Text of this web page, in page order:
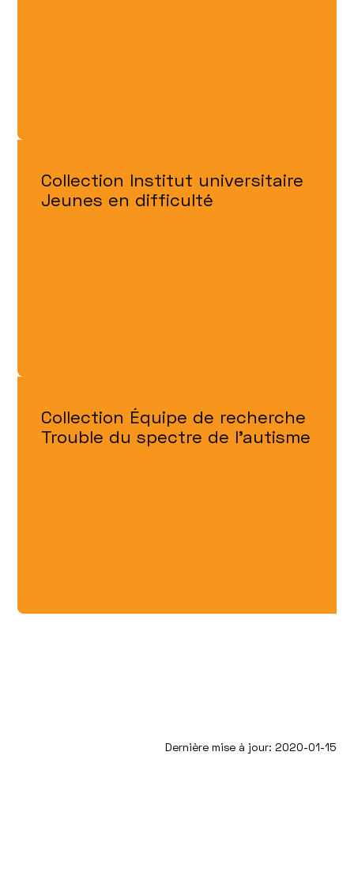
Collection Institut universitaire
Jeunes en difficulté
Collection Équipe de recherche
Trouble du spectre de l’autisme
Dernière mise à jour: 2020-01-15